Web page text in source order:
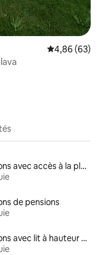
Évaluation
4,86 (63)
Locations avec accès à la plage
de pensions
Locations avec lit à hauteur adaptée